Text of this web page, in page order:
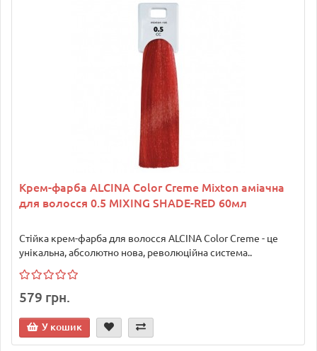
Крем-фарба ALCINA Color Creme Mixton аміачна
для волосся 0.5 MIXING SHADE-RED 60мл
Стійка крем-фарба для волосся ALCINA Color Creme - це
унікальна, абсолютно нова, революційна система..
579 грн.
У кошик